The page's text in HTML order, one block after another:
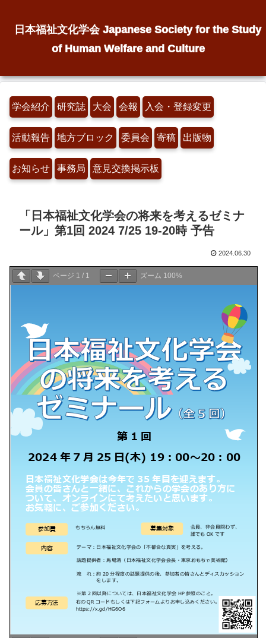
日本福祉文化学会 Japanese Society for the Study
of Human Welfare and Culture
学会紹介 研究誌 大会 会報 入会・登録変更
活動報告 地方ブロック 委員会 寄稿 出版物
お知らせ 事務局 意見交換掲示板
「日本福祉文化学会の将来を考えるゼミナ
ール」第1回 2024 7/25 19-20時 予告
2024.06.30
ページ 1 / 1 ズーム 100%